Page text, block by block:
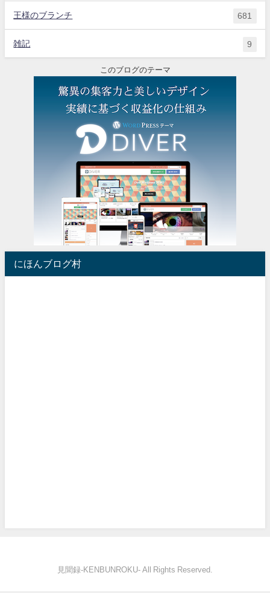
王様のブランチ 681
雑記 9
このブログのテーマ
にほんブログ村
見聞録‐KENBUNROKU- All Rights Reserved.